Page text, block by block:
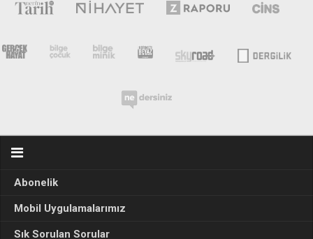
Abonelik
Mobil Uygulamalarımız
Sık Sorulan Sorular